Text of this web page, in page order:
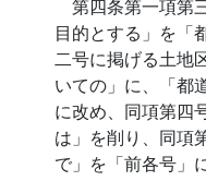
第四条第一項第
目的とする」を「
二号に掲げる土地
いての」に、「都
に改め、同項第四
は」を削り、同項
で」を「前各号」